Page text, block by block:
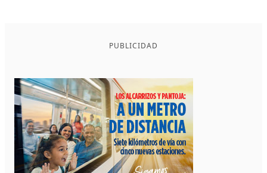
PUBLICIDAD